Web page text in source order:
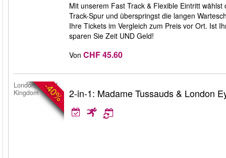
Mit unserem Fast Track & Flexible Eintritt
Track-Spur und überspringst die langen
Ihre Tickets im Vergleich zum Preis vor Ort. Ist
sparen Sie Zeit UND Geld!
Von CHF 45.60
-40%
London, United
Kingdom
2-in-1: Madame Tussauds & London